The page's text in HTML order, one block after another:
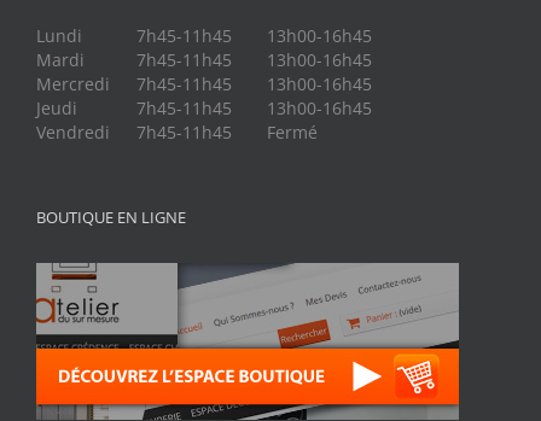
Lundi 7h45-11h45
13h00-16h45
Mardi
7h45-11h45
13h00-16h45
Mercredi
7h45-11h45
13h00-16h45
Jeudi
7h45-11h45
13h00-16h45
Vendredi
7h45-11h45 Fermé
BOUTIQUE EN LIGNE